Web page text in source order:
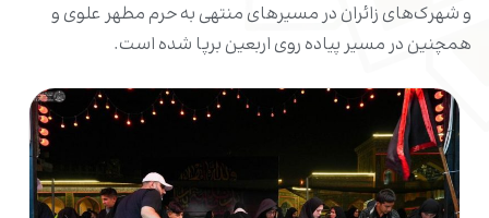
و شهرک‌های زائران در مسیرهای منتهی به حرم مطهر علوی و
همچنین در مسیر پیاده روی اربعین برپا شده است.